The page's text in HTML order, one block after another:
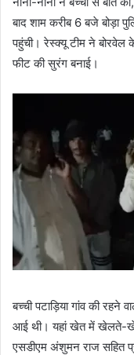
बाद शाम करीब 6 बजे बोड़ा
पहुंची। रेस्क्यू टीम ने बोरवेल
फीट की सुरंग बनाई।
बच्ची पटाड़िया गांव की रहने
आई थी। यहां खेत में खेलते-
एसडीएम अंशुमन राज सहित